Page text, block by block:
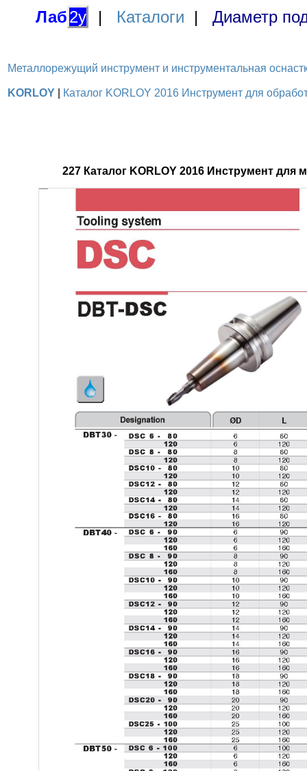
Лаб2у | Каталоги | Диаметр
Металлорежущий инструмент и инструментальная
KORLOY Каталог KORLOY 2016 Инструмент для
227 Каталог KORLOY 2016 Инструмент